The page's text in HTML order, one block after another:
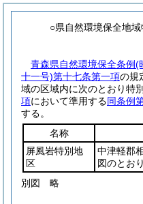
○県自然環境保全地
青森県自然環境保全条例(
十一号)第十七条第一項の規
域の区域内に次のとおり特
項において準用する同条例
する。
名称
屏風岩特別地
区
中津軽郡
図のとお
別図
略